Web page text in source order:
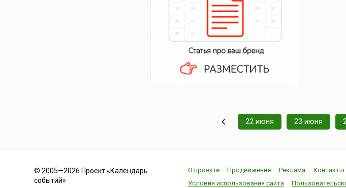
22 июня 23 июня
© 2005—2026 Проект «Календарь
событий»
О проекте Продвижение Реклама Контакты
Условия использования сайта